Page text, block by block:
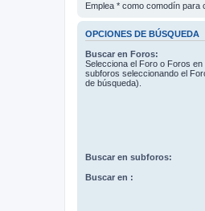
Emplea * como comodín para
OPCIONES DE BÚSQUEDA
Buscar en Foros:
Selecciona el Foro o Foros
subforos seleccionando el
de búsqueda).
Buscar en subforos:
Buscar en :